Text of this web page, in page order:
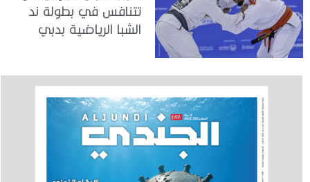
تتنافس في بطولة ند
الشبا الرياضية بدبي